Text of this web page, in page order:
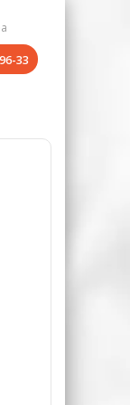
33